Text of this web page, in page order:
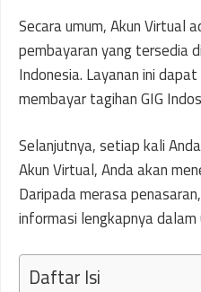
Secara umum, Akun Virtual
pembayaran yang tersedia
Indonesia. Layanan ini
membayar tagihan GIG
Selanjutnya, setiap kali
Akun Virtual, Anda akan
Daripada merasa
informasi lengkapnya dalam
Daftar Isi